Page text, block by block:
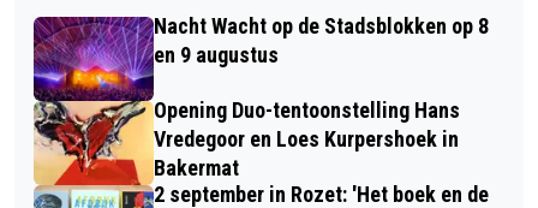
MARKTKRAMEN EN BELEVING OP
DONDERDAG 21 MEI
MEI: VOORDRACHTKUNSTENAAR
SHOLEH REZAZADEH
Nacht Wacht op de Stadsblokken op 8
en 9 augustus
Opening Duo-tentoonstelling Hans
Vredegoor en Loes Kurpershoek in
Bakermat
2 september in Rozet: 'Het boek en de